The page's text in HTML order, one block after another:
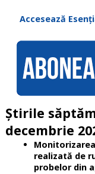
Accesează
Știrile
decembrie
realizată de
probelor din